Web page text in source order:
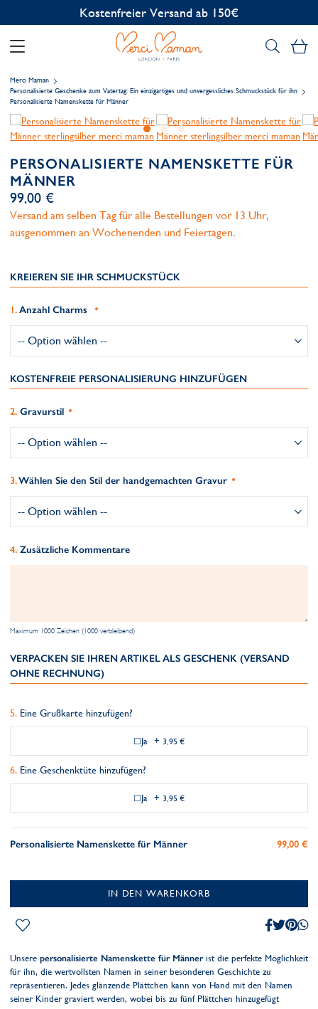
Merci Maman
Personalisierte Geschenke zum Vatertag: Ein einzigartiges und unvergessliches Schmuckstück für ihn
Personalisierte Namenskette für Männer
PERSONALISIERTE NAMENSKETTE FÜR
MÄNNER
99,00 €
Versand am selben Tag für alle Bestellungen vor 13 Uhr,
ausgenommen an Wochenenden und Feiertagen.
KREIEREN SIE IHR SCHMUCKSTÜCK
Anzahl Charms
KOSTENFREIE PERSONALISIERUNG HINZUFÜGEN
Gravurstil
Wählen Sie den Stil der handgemachten Gravur
Zusätzliche Kommentare
Maximum 1000 Zeichen (1000 verbleibend)
VERPACKEN SIE IHREN ARTIKEL ALS GESCHENK (VERSAND
OHNE RECHNUNG)
Eine Grußkarte hinzufügen?
Ja + 3,95 €
Eine Geschenktüte hinzufügen?
Ja + 3,95 €
Personalisierte Namenskette für Männer 99,00 €
IN DEN WARENKORB
Unsere personalisierte Namenskette für Männerist die perfekte Möglichkeit
für ihn, die wertvollsten Namen in seiner besonderen Geschichte zu
repräsentieren. Jedes glänzende Plättchen kann von Hand mit den Namen
seiner Kinder graviert werden, wobei bis zu fünf Plättchen hinzugefügt